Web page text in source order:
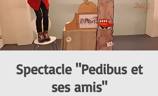
Spectacle "Pedibus et
ses amis"